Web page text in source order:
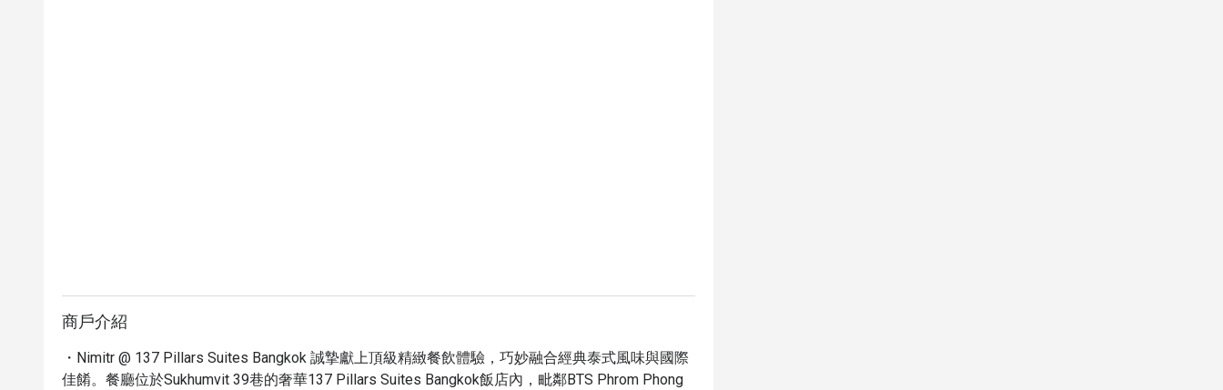
商戶介紹
・Nimitr @ 137 Pillars Suites Bangkok 誠摯獻上頂級精緻餐飲體驗，巧妙融合經典泰式風味與國際
佳餚。餐廳位於Sukhumvit 39巷的奢華137 Pillars Suites Bangkok飯店內，毗鄰BTS Phrom Phong